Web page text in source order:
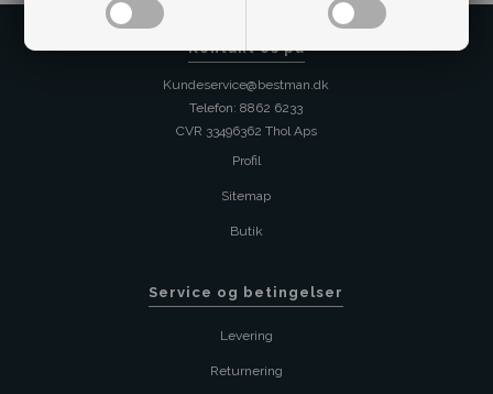
Kontakt os på
Kundeservice@bestman.dk
Telefon: 8862 6233
CVR 33496362 Thol Aps
Profil
Sitemap
Butik
Service og betingelser
Levering
Returnering